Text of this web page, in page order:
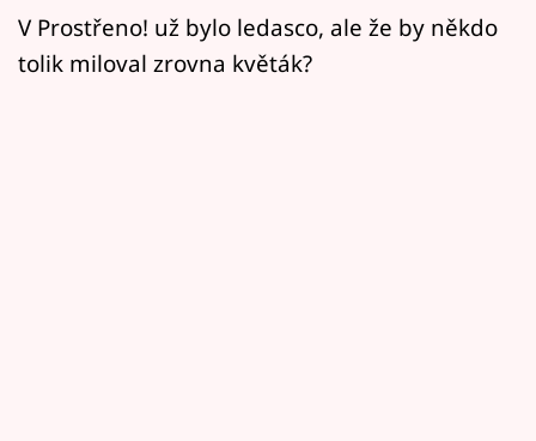
Mámy sobě
V Prostřeno! už bylo ledasco, ale že by někdo
tolik miloval zrovna květák?